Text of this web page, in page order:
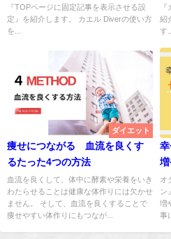
『TOPページに固定記事を表示させる設
定』を紹介します。 カエル Diverの使い方
を...
紹
す...
ダイエット
痩せにつながる 血流を良くす
るたった4つの方法
血流を良くして、体中に酵素や栄養をいき
わたらせることは健康な体作りには欠かせ
ません。 そして、血流を良くすることで
痩せやすい体作りにもつなが...
オ
ン
増
事